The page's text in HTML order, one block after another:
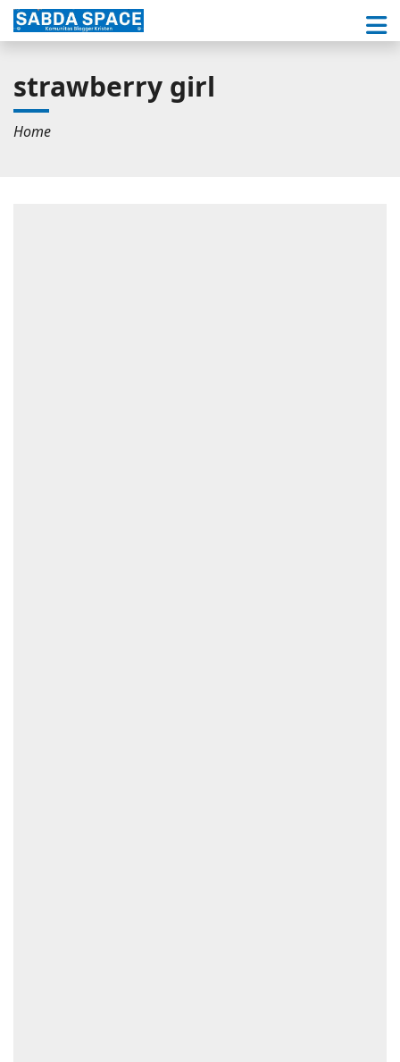
strawberry girl
Home